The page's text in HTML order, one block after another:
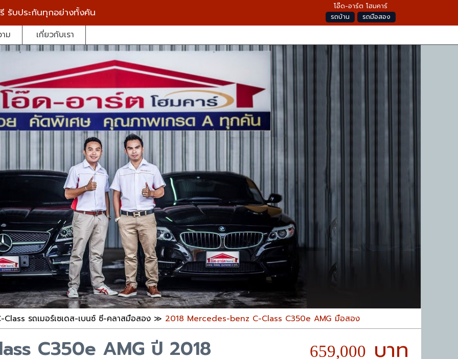
รับประกันทุกอย่างทั้งคัน
โอ๊ด-อาร์ต โฮมคาร์
รถบ้าน
รถมือสอง
ม เกี่ยวกับเรา
รถเมอร์เซเดส-เบนซ์ ซี-คลาสมือสอง ≫ 2018 Mercedes-benz C-Class C350e AMG มือสอง
C350e AMG ปี 2018 659,000